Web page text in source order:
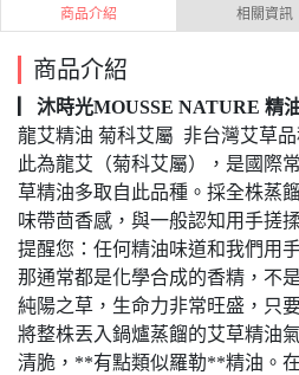
商品介紹 相關資訊
商品介紹
▏沐時光MOUSSE NATURE 精
龍艾精油 菊科艾屬 非台灣艾草
此為龍艾（菊科艾屬），是國際
草精油多取自此品種。採全株蒸
味帶茴香感，與一般認知用手搓
提醒您：任何精油味道和我們用
那通常都是化學合成的香精，不
純陽之草，生命力非常旺盛，只
將整株丟入鍋爐蒸餾的艾草精油
清脆，**有點類似羅勒**精油。